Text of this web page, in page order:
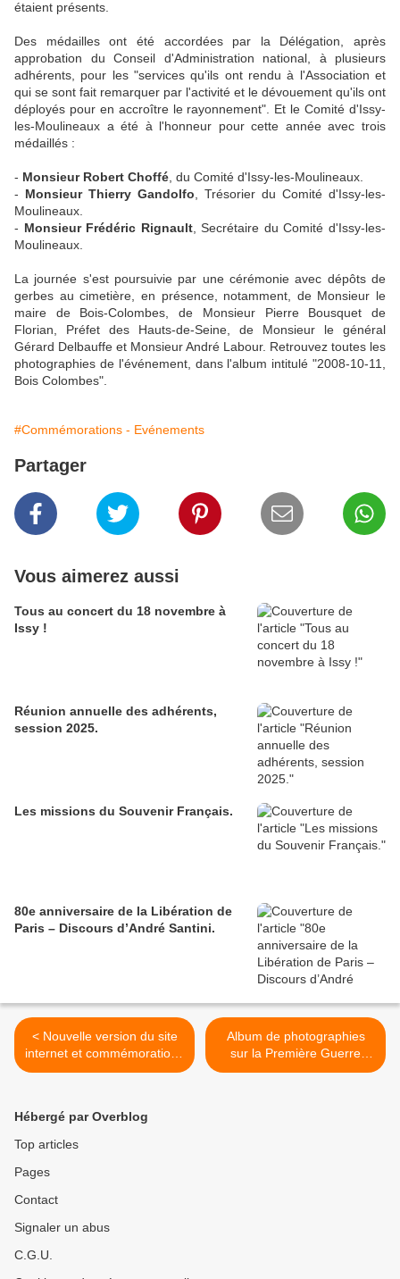
étaient présents.
Des médailles ont été accordées par la Délégation, après
approbation du Conseil d'Administration national, à plusieurs
adhérents, pour les "services qu'ils ont rendu à l'Association et
qui se sont fait remarquer par l'activité et le dévouement qu'ils ont
déployés pour en accroître le rayonnement". Et le Comité d'Issy-
les-Moulineaux a été à l'honneur pour cette année avec trois
médaillés :
- Monsieur Robert Choffé , du Comité d'Issy-les-Moulineaux.
- Monsieur Thierry Gandolfo , Trésorier du Comité d'Issy-les-
Moulineaux.
- Monsieur Frédéric Rignault, Secrétaire du Comité d'Issy-les-
Moulineaux.
La journée s'est poursuivie par une cérémonie avec dépôts de
gerbes au cimetière, en présence, notamment, de Monsieur le
maire de Bois-Colombes, de Monsieur Pierre Bousquet de
Florian, Préfet des Hauts-de-Seine, de Monsieur le général
Gérard Delbauffe et Monsieur André Labour. Retrouvez toutes les
photographies de l'événement, dans l'album intitulé "2008-10-11,
Bois Colombes".
#Commémorations - Evénements
Partager
Vous aimerez aussi
Tous au concert du 18 novembre à
Issy !
Réunion annuelle des adhérents,
session 2025.
Les missions du Souvenir Français.
80e anniversaire de la Libération de
Paris – Discours d’André Santini.
< Nouvelle version du site
internet et commémorations
de novembre.
Album de photographies
sur la Première Guerre
mondiale. >
Hébergé par Overblog
Top articles
Pages
Contact
Signaler un abus
C.G.U.